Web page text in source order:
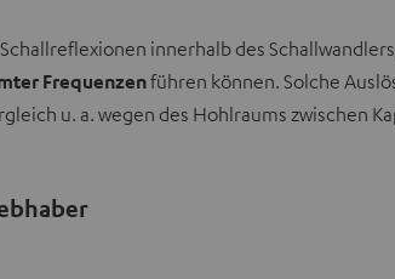
innerhalb des
Frequenzenführen können. Solche
u. a. wegen des Hohlraums zwischen